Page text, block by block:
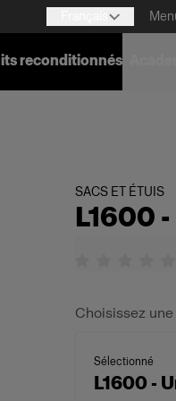
reconditionnés
SACS ET ÉTUIS
L1600
Choisissez
Sélectionné
L1600 -